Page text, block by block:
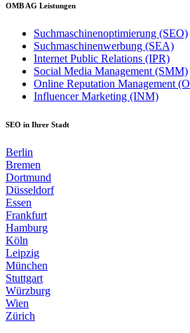
OMB AG Leistungen
Suchmaschinenoptimierung (SEO)
Suchmaschinenwerbung (SEA)
Internet Public Relations (IPR)
Social Media Management (SMM)
Online Reputation Management
Influencer Marketing (INM)
SEO in Ihrer Stadt
Berlin
Bremen
Dortmund
Düsseldorf
Essen
Frankfurt
Hamburg
Köln
Leipzig
München
Stuttgart
Würzburg
Wien
Zürich